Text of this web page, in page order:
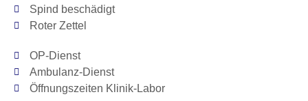
Spind beschädigt
Roter Zettel
OP-Dienst
Ambulanz-Dienst
Öffnungszeiten Klinik-Labor